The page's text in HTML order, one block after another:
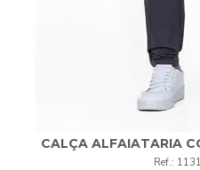
CALÇA ALFAIATARIA